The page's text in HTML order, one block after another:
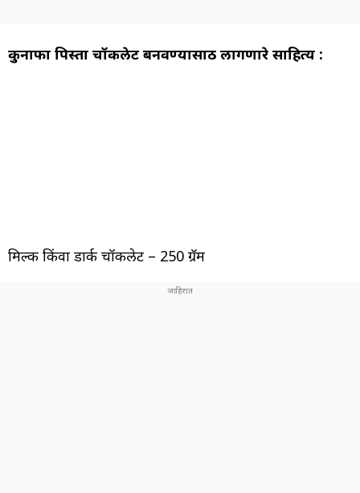
कुनाफा पिस्ता चॉकलेट बनवण्यासाठी लागणारे साहित्य :
मिल्क किंवा डार्क चॉकलेट – 250 ग्रॅम